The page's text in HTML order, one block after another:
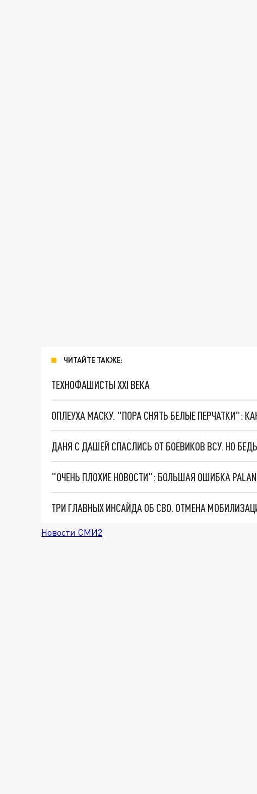
ЧИТАЙТЕ ТАКЖЕ:
ТЕХНОФАШИСТЫ XXI ВЕКА
ОПЛЕУХА МАСКУ. "ПОРА СНЯТЬ БЕЛЫЕ ПЕРЧАТКИ":
ДАНЯ С ДАШЕЙ СПАСЛИСЬ ОТ БОЕВИКОВ ВСУ. НО
Новости СМИ2